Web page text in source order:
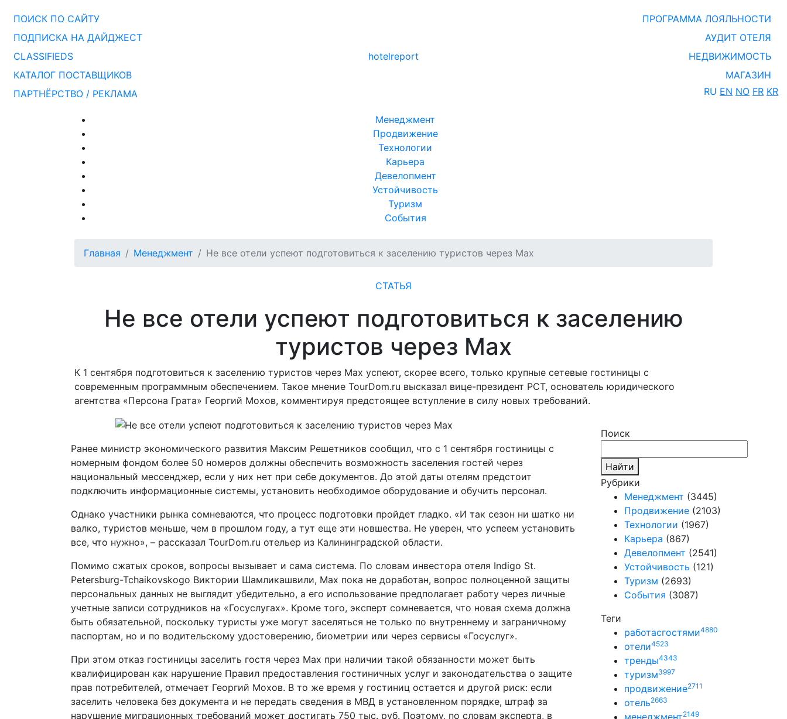
hotelreport
ПОИСК ПО САЙТУ
ПОДПИСКА НА ДАЙДЖЕСТ
CLASSIFIEDS
КАТАЛОГ ПОСТАВЩИКОВ
ПАРТНЁРСТВО / РЕКЛАМА
ПРОГРАММА ЛОЯЛЬНОСТИ
АУДИТ ОТЕЛЯ
НЕДВИЖИМОСТЬ
МАГАЗИН
RU EN NO FR KR
Менеджмент
Продвижение
Технологии
Карьера
Девелопмент
Устойчивость
Туризм
События
Главная Менеджмент Не все отели успеют подготовиться к заселению туристов через Max
СТАТЬЯ
Не все отели успеют подготовиться к заселению
туристов через Max
К 1 сентября подготовиться к заселению туристов через Max успеют, скорее всего, только крупные сетевые гостиницы с
современным программным обеспечением. Такое мнение TourDom.ru высказал вице-президент РСТ, основатель юридического
агентства «Персона Грата» Георгий Мохов, комментируя предстоящее вступление в силу новых требований.
Ранее министр экономического развития Максим Решетников сообщил, что с 1 сентября гостиницы с
номерным фондом более 50 номеров должны обеспечить возможность заселения гостей через
национальный мессенджер, если у них нет при себе документов. До этой даты отелям предстоит
подключить информационные системы, установить необходимое оборудование и обучить персонал.
Однако участники рынка сомневаются, что процесс подготовки пройдет гладко. «И так сезон ни шатко ни
валко, туристов меньше, чем в прошлом году, а тут еще эти новшества. Не уверен, что успеем установить
все, что нужно», – рассказал TourDom.ru отельер из Калининградской области.
Помимо сжатых сроков, вопросы вызывает и сама система. По словам инвестора отеля Indigo St.
Petersburg-Tchaikovskogo Виктории Шамликашвили, Max пока не доработан, вопрос полноценной защиты
персональных данных не выглядит убедительно, а его использование предполагает работу через личные
учетные записи сотрудников на «Госуслугах». Кроме того, эксперт сомневается, что новая схема должна
быть обязательной, поскольку туристы уже могут заселяться не только по внутреннему и заграничному
паспортам, но и по водительскому удостоверению, биометрии или через сервисы «Госуслуг».
При этом отказ гостиницы заселить гостя через Max при наличии такой обязанности может быть
квалифицирован как нарушение Правил предоставления гостиничных услуг и законодательства о защите
прав потребителей, отмечает Георгий Мохов. В то же время у гостиниц остается и другой риск: если
заселить человека без документа и не передать сведения в МВД в установленном порядке, штраф за
нарушение миграционных требований может достигать 750 тыс. руб. Поэтому, по словам эксперта, в
Поиск
Найти
Рубрики
Менеджмент (3445)
Продвижение (2103)
Технологии (1967)
Карьера (867)
Девелопмент (2541)
Устойчивость (121)
Туризм (2693)
События (3087)
Теги
работасгостями4880
отели4523
тренды4343
туризм3997
продвижение2711
отель2663
менеджмент2149